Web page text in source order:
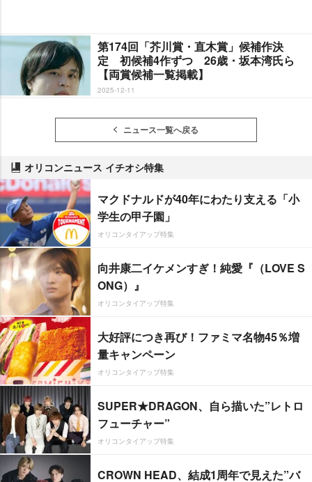
第174回「芥川賞・直木賞」候補作決
定 初候補4作ずつ 26歳・坂本湾氏ら
【両賞候補一覧掲載】
2025-12-11
ニュース一覧へ戻る
オリコンニュース イチオシ特集
マクドナルドが40年にわたり支える「小
学生の甲子園」
オリコンタイアップ特集
向井康二イケメンすぎ！純愛『（LOVE S
ONG）』
オリコンタイアップ特集
大好評につき再び！ファミマ名物45％増
量キャンペーン
オリコンタイアップ特集
SUPER★DRAGON、自ら描いた”レトロ
フューチャー”
オリコンタイアップ特集
CROWN HEAD、結成1周年で見えた”バ